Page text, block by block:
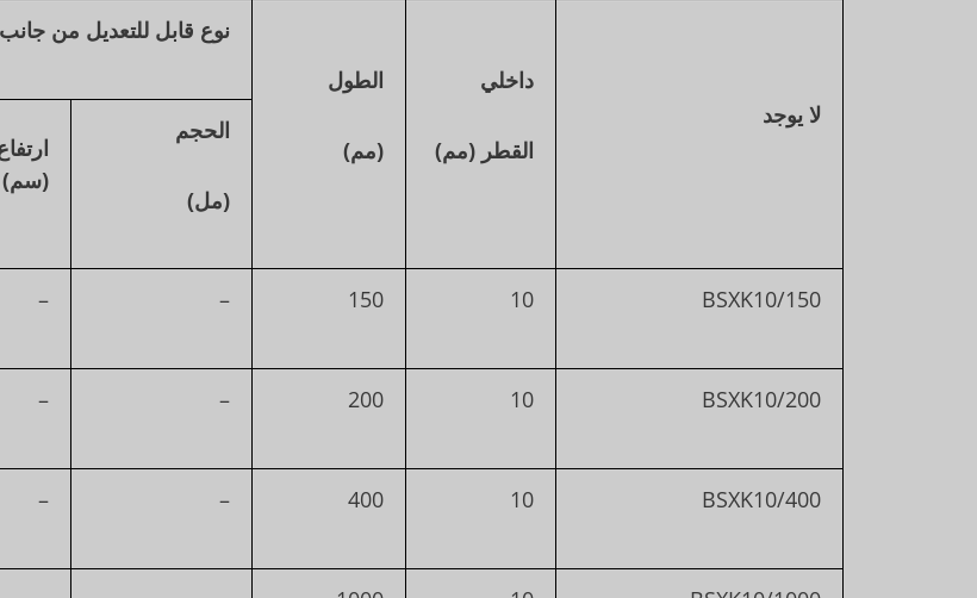
لا يوجد
داخلي
القطر (مم)
الطول
(مم)
نوع قابل للتعديل من
الحجم
(مل)
(سم)
BSXK10/150
10
150
–
–
BSXK10/200
10
200
–
–
BSXK10/400
10
400
–
–